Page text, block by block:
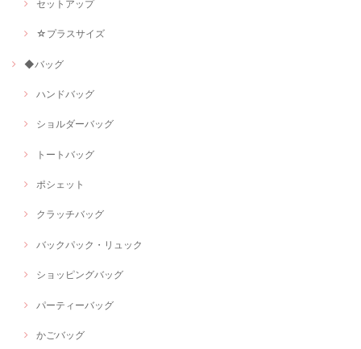
セットアップ
☆プラスサイズ
◆バッグ
ハンドバッグ
ショルダーバッグ
トートバッグ
ポシェット
クラッチバッグ
バックパック・リュック
ショッピングバッグ
パーティーバッグ
かごバッグ